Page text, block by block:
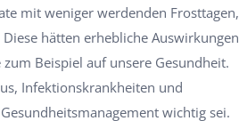
mit weniger werdenden Frosttagen,
hätten erhebliche Auswirkungen
Beispiel auf unsere Gesundheit.
Infektionskrankheiten und
wichtig sei.